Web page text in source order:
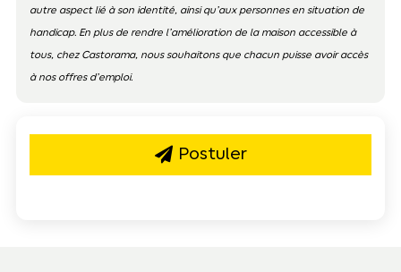
autre aspect lié à son identité, ainsi qu’aux personnes en situation de
handicap. En plus de rendre l’amélioration de la maison accessible à
tous, chez Castorama, nous souhaitons que chacun puisse avoir accès
à nos offres d’emploi.
Postuler